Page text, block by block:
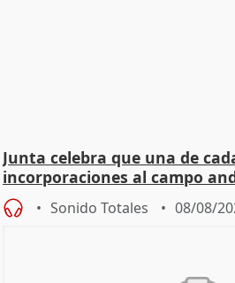
Junta celebra que una de
incorporaciones al campo
jóvenes
Sonido Totales 08/08/